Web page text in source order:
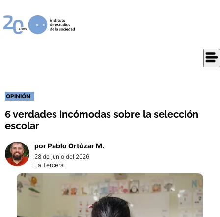
OPINIÓN
6 verdades incómodas sobre la selección
escolar
porPablo Ortúzar M.
28 de junio del 2026
La Tercera